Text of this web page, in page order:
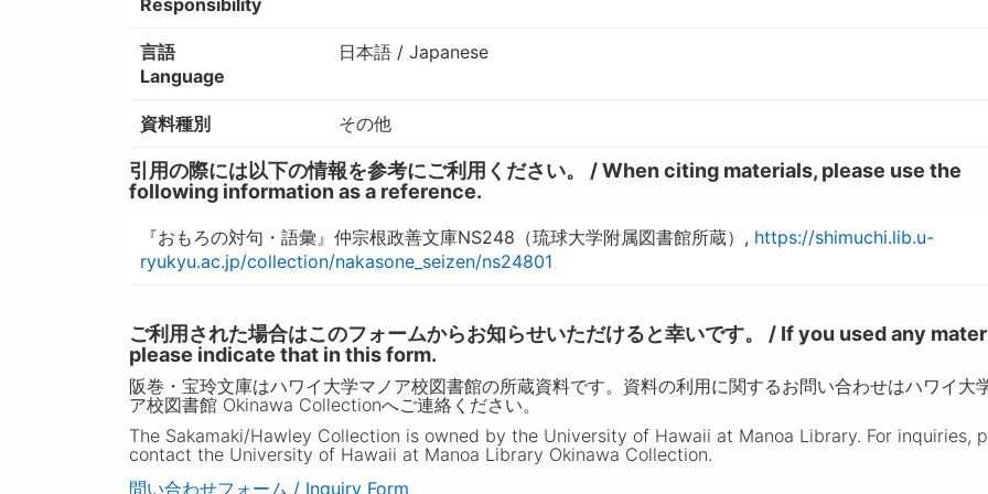
言語
Language
日本語 / Japanese
資料種別 その他
引用の際には以下の情報を参考にご利用ください。 / When citing materials, please use the
following information as a reference.
『おもろの対句・語彙』仲宗根政善文庫NS248（琉球大学附属図書館所蔵）, https://shimuchi.lib.u-
ryukyu.ac.jp/collection/nakasone_seizen/ns24801
ご利用された場合はこのフォームからお知らせいただけると幸いです。 / If you used any
please indicate that in this form.
阪巻・宝玲文庫はハワイ大学マノア校図書館の所蔵資料です。資料の利用に関するお問い合わせはハワイ大
ア校図書館 Okinawa Collectionへご連絡ください。
The Sakamaki/Hawley Collection is owned by the University of Hawaii at Manoa Library. For inquiries,
contact the University of Hawaii at Manoa Library Okinawa Collection.
問い合わせフォーム / Inquiry Form